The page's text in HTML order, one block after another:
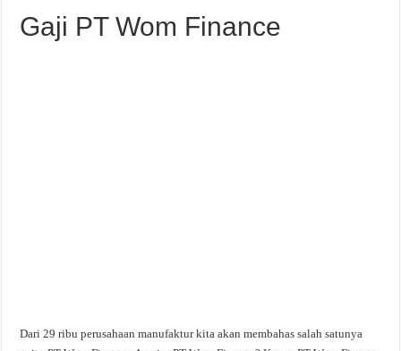
Gaji PT Wom Finance
Dari 29 ribu perusahaan manufaktur kita akan membahas salah satunya